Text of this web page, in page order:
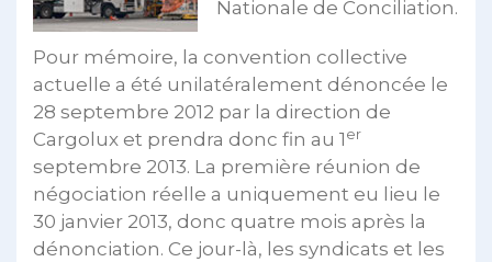
Nationale de Conciliation.
Pour mémoire, la convention collective
actuelle a été unilatéralement dénoncée le
28 septembre 2012 par la direction de
Cargolux et prendra donc fin au 1 er
septembre 2013. La première réunion de
négociation réelle a uniquement eu lieu le
30 janvier 2013, donc quatre mois après la
dénonciation. Ce jour-là, les syndicats et les